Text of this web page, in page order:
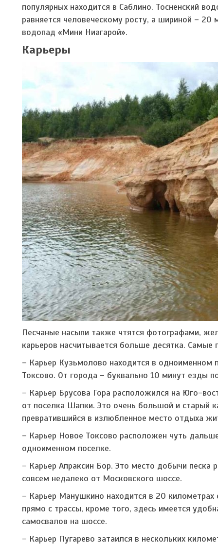
популярных находится в Саблино. Тосненский
равняется человеческому росту, а шириной –
водопад «Мини Ниагарой».
Карьеры
Песчаные насыпи также чтятся фотографами,
карьеров насчитывается больше десятка. Самые
– Карьер Кузьмолово находится в одноименном
Токсово. От города – буквально 10 минут езды
– Карьер Брусова Гора расположился на Юго-
от поселка Шапки. Это очень большой и старый
превратившийся в излюбленное место отдыха
– Карьер Новое Токсово расположен чуть
одноименном поселке.
– Карьер Апраксин Бор. Это место добычи песка
совсем недалеко от Московского шоссе.
– Карьер Манушкино находится в 20
прямо с трассы, кроме того, здесь имеется
самосвалов на шоссе.
– Карьер Пугарево затаился в нескольких